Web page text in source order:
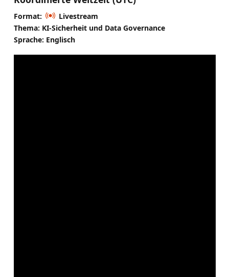
Format:
Livestream
Thema: KI-Sicherheit und Data Governance
Sprache: Englisch